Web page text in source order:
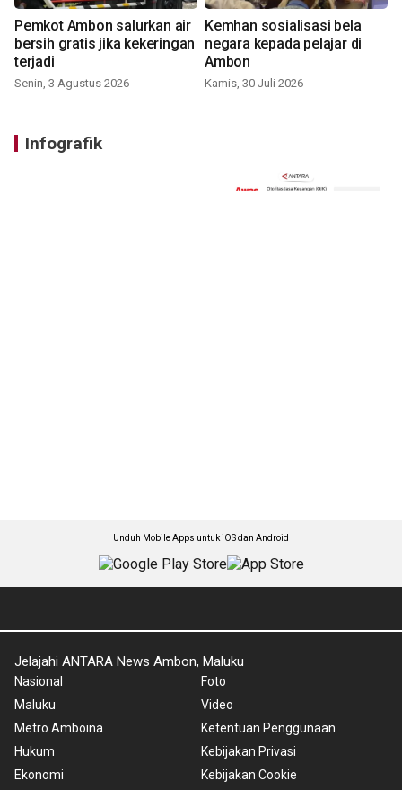
Pemkot Ambon salurkan air
bersih gratis jika kekeringan
terjadi
Senin, 3 Agustus 2026
Kemhan sosialisasi bela
negara kepada pelajar di
Ambon
Kamis, 30 Juli 2026
Infografik
Unduh Mobile Apps untuk iOS dan Android
Jelajahi ANTARA News Ambon, Maluku
Nasional
Maluku
Metro Amboina
Hukum
Ekonomi
Foto
Video
Ketentuan Penggunaan
Kebijakan Privasi
Kebijakan Cookie